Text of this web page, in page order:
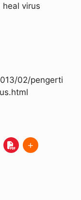
heal virus
02/pengerti